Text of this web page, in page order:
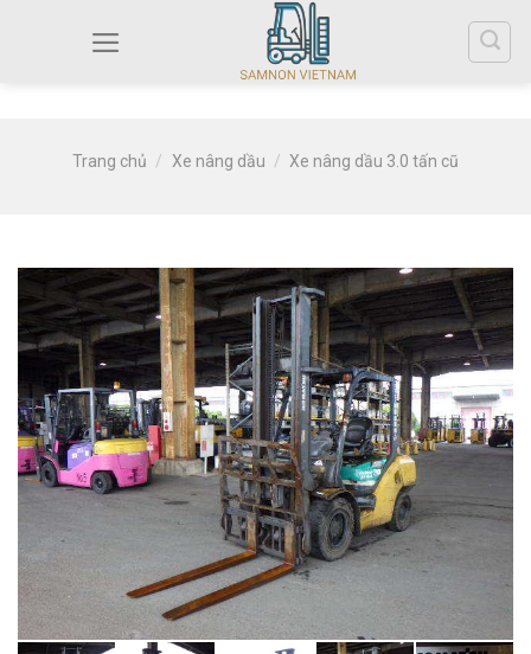
Trang chủ / Xe nâng dầu / Xe nâng dầu 3.0 tấn cũ